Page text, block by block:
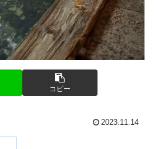
コピー
2023.11.14